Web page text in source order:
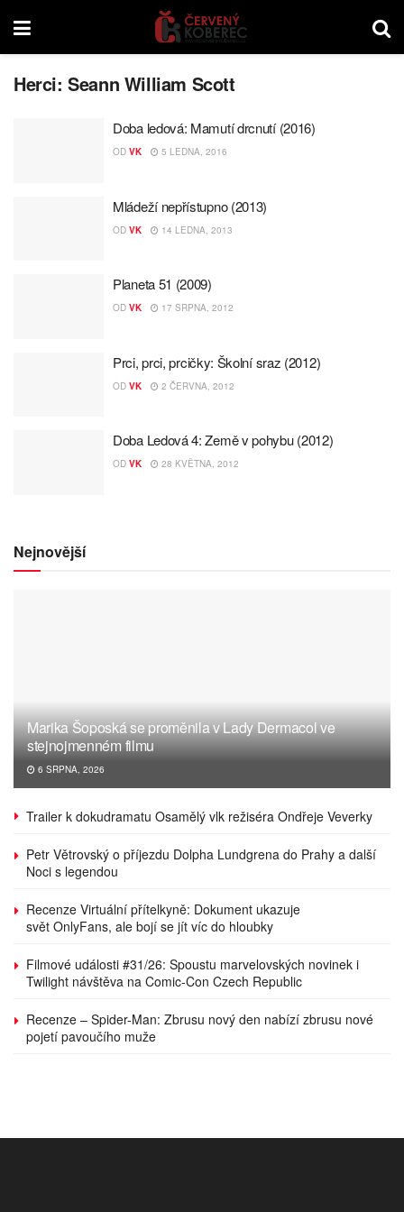
Herci:Seann William Scott
Doba ledová: Mamutí drcnutí (2016)
OD VK 5 LEDNA, 2016
Mládeží nepřístupno (2013)
OD VK 14 LEDNA, 2013
Planeta 51 (2009)
OD VK 17 SRPNA, 2012
Prci, prci, prcičky: Školní sraz (2012)
OD VK 2 ČERVNA, 2012
Doba Ledová 4: Země v pohybu (2012)
OD VK 28 KVĚTNA, 2012
Nejnovější
Marika Šoposká se proměnila v Lady Dermacol ve
stejnojmenném filmu
6 SRPNA, 2026
Trailer k dokudramatu Osamělý vlk režiséra Ondřeje Veverky
Petr Větrovský o příjezdu Dolpha Lundgrena do Prahy a další
Noci s legendou
Recenze Virtuální přítelkyně: Dokument ukazuje
svět OnlyFans, ale bojí se jít víc do hloubky
Filmové události #31/26: Spoustu marvelovských novinek i
Twilight návštěva na Comic-Con Czech Republic
Recenze – Spider-Man: Zbrusu nový den nabízí zbrusu nové
pojetí pavoučího muže